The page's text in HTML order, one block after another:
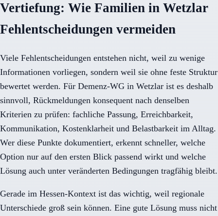
Vertiefung: Wie Familien in Wetzlar
Fehlentscheidungen vermeiden
Viele Fehlentscheidungen entstehen nicht, weil zu wenige
Informationen vorliegen, sondern weil sie ohne feste Struktur
bewertet werden. Für Demenz-WG in Wetzlar ist es deshalb
sinnvoll, Rückmeldungen konsequent nach denselben
Kriterien zu prüfen: fachliche Passung, Erreichbarkeit,
Kommunikation, Kostenklarheit und Belastbarkeit im Alltag.
Wer diese Punkte dokumentiert, erkennt schneller, welche
Option nur auf den ersten Blick passend wirkt und welche
Lösung auch unter veränderten Bedingungen tragfähig bleibt.
Gerade im Hessen-Kontext ist das wichtig, weil regionale
Unterschiede groß sein können. Eine gute Lösung muss nicht